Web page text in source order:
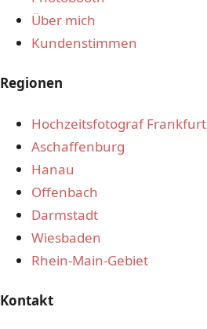
Über mich
Kundenstimmen
Regionen
Hochzeitsfotograf Frankfurt
Aschaffenburg
Hanau
Offenbach
Darmstadt
Wiesbaden
Rhein-Main-Gebiet
Kontakt